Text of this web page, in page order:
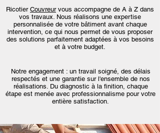
Ricotier Couvreur vous accompagne de A à Z dans
vos travaux. Nous réalisons une expertise
personnalisée de votre bâtiment avant chaque
intervention, ce qui nous permet de vous proposer
des solutions parfaitement adaptées à vos besoins
et à votre budget.
Notre engagement : un travail soigné, des délais
respectés et une garantie sur l'ensemble de nos
réalisations. Du diagnostic à la finition, chaque
étape est menée avec professionnalisme pour votre
entière satisfaction.